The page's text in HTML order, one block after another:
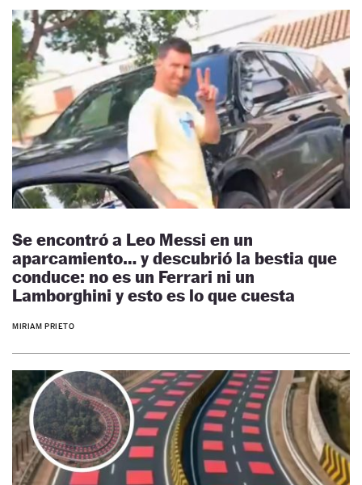
Se encontró a Leo Messi en un
aparcamiento… y descubrió la bestia que
conduce: no es un Ferrari ni un
Lamborghini y esto es lo que cuesta
MIRIAM PRIETO